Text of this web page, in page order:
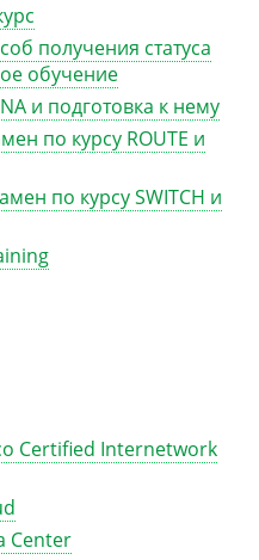
получения статуса
обучение
и подготовка к нему
по курсу ROUTE и
по курсу SWITCH и
Certified Internetwork
Center